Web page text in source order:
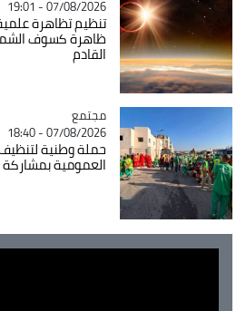
07/08/2026 - 19:01
تنظيم تظاهرة علمية
ظاهرة كسوف الشمس
القادم
Catégorie
مجتمع
07/08/2026 - 18:40
حملة وطنية لتنظيف
العمومية بمشاركة